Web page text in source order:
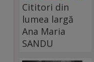
Cititori din
lumea largă
Ana Maria
SANDU